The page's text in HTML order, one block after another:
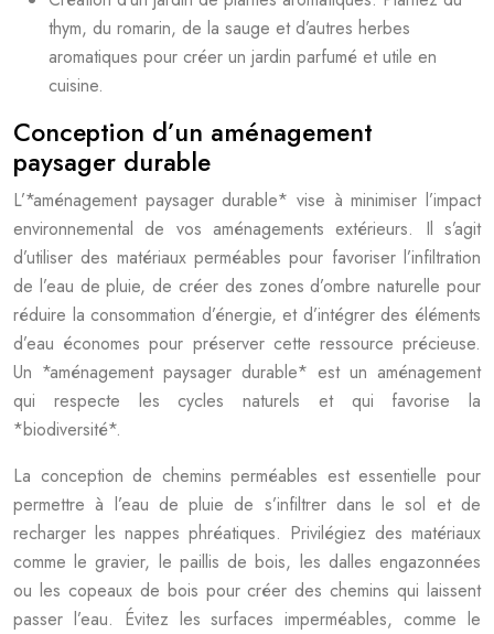
thym, du romarin, de la sauge et d’autres herbes
aromatiques pour créer un jardin parfumé et utile en
cuisine.
Conception d’un aménagement
paysager durable
L’*aménagement paysager durable* vise à minimiser l’impact
environnemental de vos aménagements extérieurs. Il s’agit
d’utiliser des matériaux perméables pour favoriser l’infiltration
de l’eau de pluie, de créer des zones d’ombre naturelle pour
réduire la consommation d’énergie, et d’intégrer des éléments
d’eau économes pour préserver cette ressource précieuse.
Un *aménagement paysager durable* est un aménagement
qui respecte les cycles naturels et qui favorise la
*biodiversité*.
La conception de chemins perméables est essentielle pour
permettre à l’eau de pluie de s’infiltrer dans le sol et de
recharger les nappes phréatiques. Privilégiez des matériaux
comme le gravier, le paillis de bois, les dalles engazonnées
ou les copeaux de bois pour créer des chemins qui laissent
passer l’eau. Évitez les surfaces imperméables, comme le